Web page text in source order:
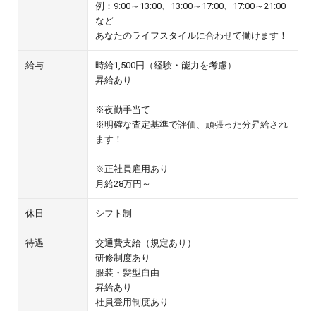
例：9:00～13:00、13:00～17:00、17:00～21:00
など
あなたのライフスタイルに合わせて働けます！
給与
時給1,500円（経験・能力を考慮）
昇給あり
※夜勤手当て
※明確な査定基準で評価、頑張った分昇給され
ます！
※正社員雇用あり
月給28万円～
休日 シフト制
待遇
交通費支給（規定あり）
研修制度あり
服装・髪型自由
昇給あり
社員登用制度あり